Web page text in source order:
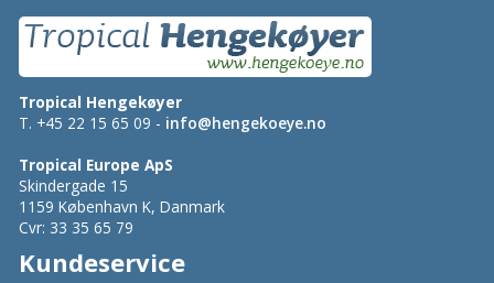
Tropical Hengekøyer
T. +45 22 15 65 09 - info@hengekoeye.no
Tropical Europe ApS
Skindergade 15
1159 København K, Danmark
Cvr: 33 35 65 79
Kundeservice